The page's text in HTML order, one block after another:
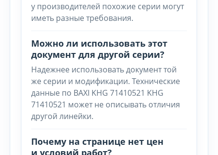
у производителей похожие серии могут
иметь разные требования.
Можно ли использовать этот
документ для другой серии?
Надежнее использовать документ той
же серии и модификации. Технические
данные по BAXI KHG 71410521 KHG
71410521 может не описывать отличия
другой линейки.
Почему на странице нет цен
и условий работ?